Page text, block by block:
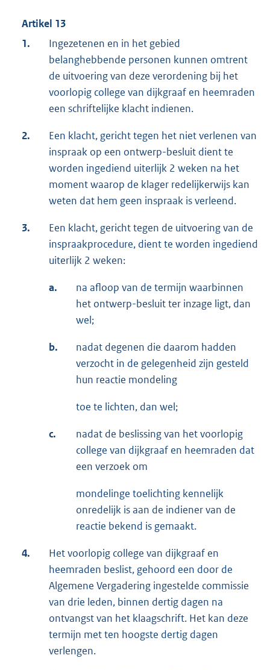
Artikel 13
1.
Ingezetenen en in het gebied
belanghebbende personen kunnen omtrent
de uitvoering van deze verordening bij het
voorlopig college van dijkgraaf en heemraden
een schriftelijke klacht indienen.
2.
Een klacht, gericht tegen het niet verlenen van
inspraak op een ontwerp-besluit dient te
worden ingediend uiterlijk 2 weken na het
moment waarop de klager redelijkerwijs kan
weten dat hem geen inspraak is verleend.
3.
Een klacht, gericht tegen de uitvoering van de
inspraakprocedure, dient te worden ingediend
uiterlijk 2 weken:
a.
na afloop van de termijn waarbinnen
het ontwerp-besluit ter inzage ligt, dan
wel;
b.
nadat degenen die daarom hadden
verzocht in de gelegenheid zijn gesteld
hun reactie mondeling
toe te lichten, dan wel;
c.
nadat de beslissing van het voorlopig
college van dijkgraaf en heemraden dat
een verzoek om
mondelinge toelichting kennelijk
onredelijk is aan de indiener van de
reactie bekend is gemaakt.
4.
Het voorlopig college van dijkgraaf en
heemraden beslist, gehoord een door de
Algemene Vergadering ingestelde commissie
van drie leden, binnen dertig dagen na
ontvangst van het klaagschrift. Het kan deze
termijn met ten hoogste dertig dagen
verlengen.